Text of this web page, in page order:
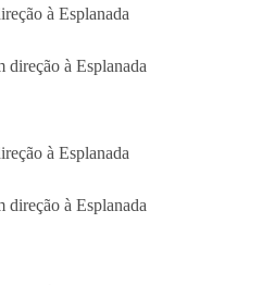
à Esplanada
à Esplanada